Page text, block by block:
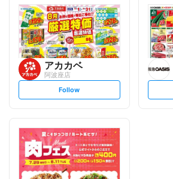
l
o
w
アカカベ
阿波座店
s
t
l
o
w
Follow